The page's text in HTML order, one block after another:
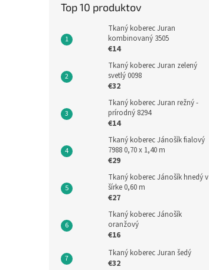
Top 10 produktov
Tkaný koberec Juran
kombinovaný 3505
€14
Tkaný koberec Juran zelený
svetlý 0098
€32
Tkaný koberec Juran režný -
prírodný 8294
€14
Tkaný koberec Jánošík fialový
7988 0,70 x 1,40 m
€29
Tkaný koberec Jánošík hnedý v
šírke 0,60 m
€27
Tkaný koberec Jánošík
oranžový
€16
Tkaný koberec Juran šedý
€32